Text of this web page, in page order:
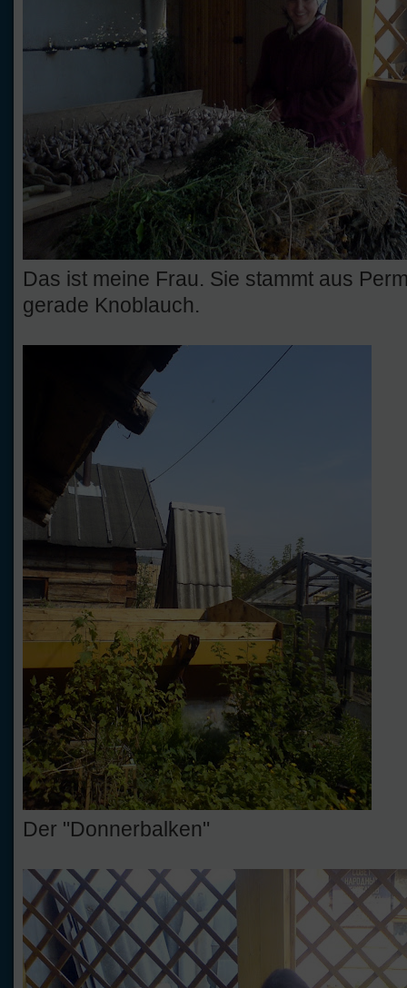
Das ist meine Frau. Sie stammt aus
gerade Knoblauch.
Der "Donnerbalken"